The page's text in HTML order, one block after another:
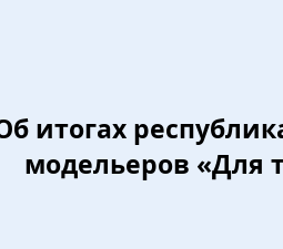
итогах
модельеров «Для